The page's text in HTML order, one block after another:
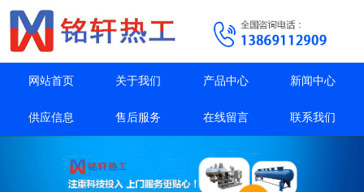
网站首页 关于我们 产品中心 新闻中心
供应信息 售后服务 在线留言 联系我们